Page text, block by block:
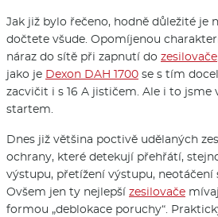
Jak již bylo řečeno, hodně důležité je
dočtete všude. Opomíjenou
náraz do sítě při zapnutí do zesilovače
jako je Dexon DAH 1700 se s tím
zacvičit i s 16 A jističem. Ale i to jsme
startem.
Dnes již většina poctivě udělaných
ochrany, které detekují přehřátí,
výstupu, přetížení výstupu, neotáčení
Ovšem jen ty nejlepší zesilovače
formou „deblokace poruchy“.